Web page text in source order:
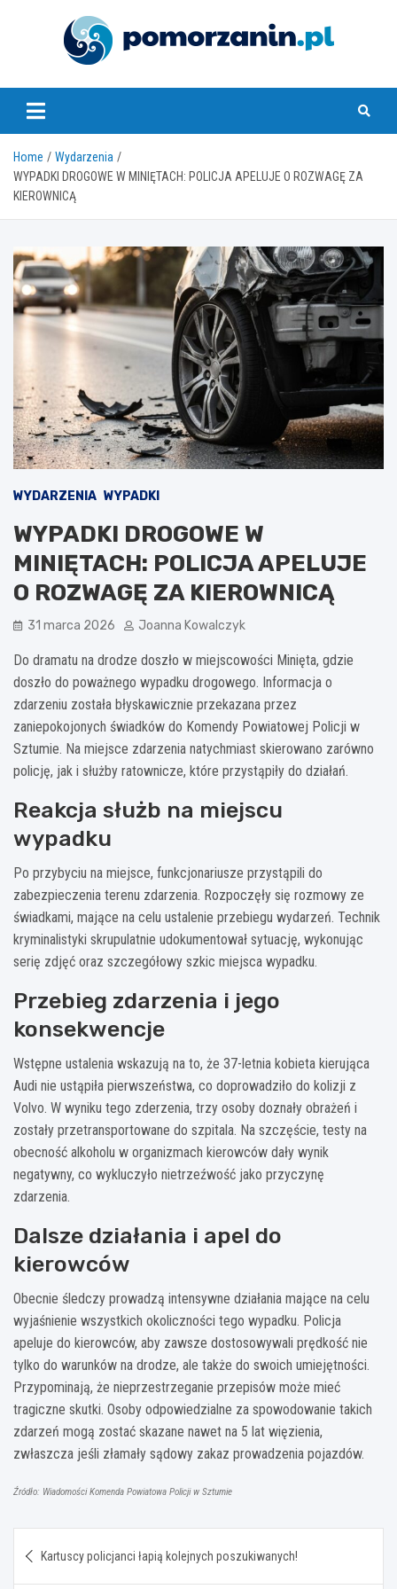
pomorzanin.pl
Home
Wydarzenia
WYPADKI DROGOWE W MINIĘTACH: POLICJA APELUJE O ROZWAGĘ ZA
KIEROWNICĄ
WYDARZENIA WYPADKI
WYPADKI DROGOWE W
MINIĘTACH: POLICJA APELUJE
O ROZWAGĘ ZA KIEROWNICĄ
31 marca 2026 Joanna Kowalczyk
Do dramatu na drodze doszło w miejscowości Minięta, gdzie
doszło do poważnego wypadku drogowego. Informacja o
zdarzeniu została błyskawicznie przekazana przez
zaniepokojonych świadków do Komendy Powiatowej Policji w
Sztumie. Na miejsce zdarzenia natychmiast skierowano zarówno
policję, jak i służby ratownicze, które przystąpiły do działań.
Reakcja służb na miejscu
wypadku
Po przybyciu na miejsce, funkcjonariusze przystąpili do
zabezpieczenia terenu zdarzenia. Rozpoczęły się rozmowy ze
świadkami, mające na celu ustalenie przebiegu wydarzeń. Technik
kryminalistyki skrupulatnie udokumentował sytuację, wykonując
serię zdjęć oraz szczegółowy szkic miejsca wypadku.
Przebieg zdarzenia i jego
konsekwencje
Wstępne ustalenia wskazują na to, że 37-letnia kobieta kierująca
Audi nie ustąpiła pierwszeństwa, co doprowadziło do kolizji z
Volvo. W wyniku tego zderzenia, trzy osoby doznały obrażeń i
zostały przetransportowane do szpitala. Na szczęście, testy na
obecność alkoholu w organizmach kierowców dały wynik
negatywny, co wykluczyło nietrzeźwość jako przyczynę
zdarzenia.
Dalsze działania i apel do
kierowców
Obecnie śledczy prowadzą intensywne działania mające na celu
wyjaśnienie wszystkich okoliczności tego wypadku. Policja
apeluje do kierowców, aby zawsze dostosowywali prędkość nie
tylko do warunków na drodze, ale także do swoich umiejętności.
Przypominają, że nieprzestrzeganie przepisów może mieć
tragiczne skutki. Osoby odpowiedzialne za spowodowanie takich
zdarzeń mogą zostać skazane nawet na 5 lat więzienia,
zwłaszcza jeśli złamały sądowy zakaz prowadzenia pojazdów.
Źródło: Wiadomości Komenda Powiatowa Policji w Sztumie
wpisu
Kartuscy policjanci łapią kolejnych poszukiwanych!